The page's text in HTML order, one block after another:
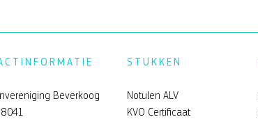
Beverkoog
STUKKEN
Notulen ALV
KVO Certificaat